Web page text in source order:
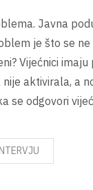
Javna
je što se
Vijećnici
aktivirala, a
se odgovori